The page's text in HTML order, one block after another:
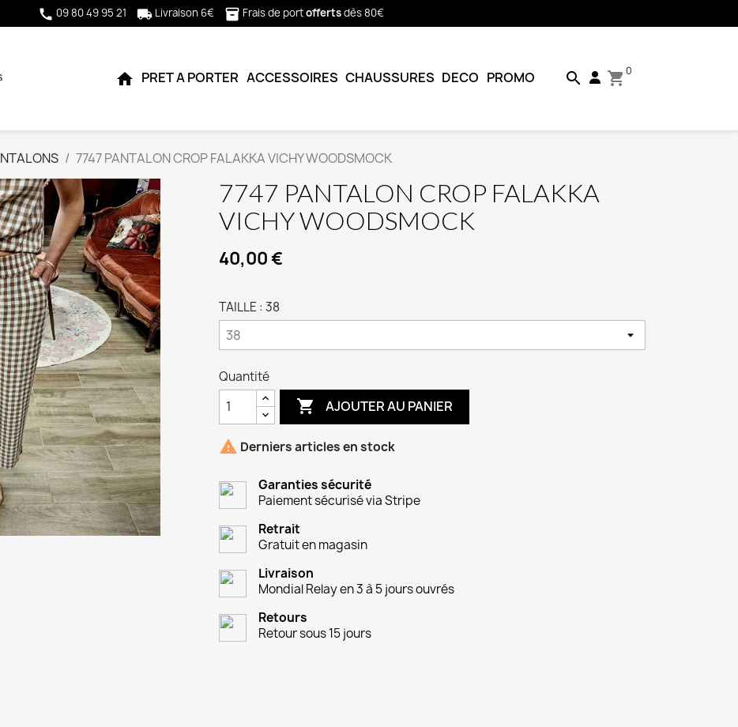
call 09 80 49 95 21 local_shipping Livraison 6€ inventory_2
Frais de portoffertsdès 80€
home PRET A PORTER ACCESSOIRES CHAUSSURES DECO PROMO search shopping_cart 0
7747 PANTALON CROP FALAKKA VICHY WOODSMOCK
7747 PANTALON CROP FALAKKA
VICHY WOODSMOCK
40,00 €
TAILLE : 38
Quantité
 AJOUTER AU PANIER
 Derniers articles en stock
Garanties sécurité
Paiement sécurisé via Stripe
Retrait
Gratuit en magasin
Livraison
Mondial Relay en 3 à 5 jours ouvrés
Retours
Retour sous 15 jours